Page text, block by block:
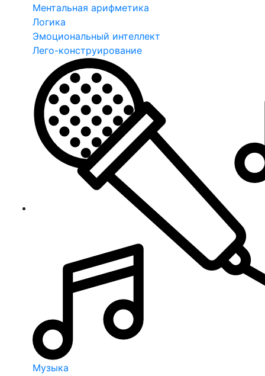
Ментальная арифметика
Логика
Эмоциональный интеллект
Лего-конструирование
Музыка